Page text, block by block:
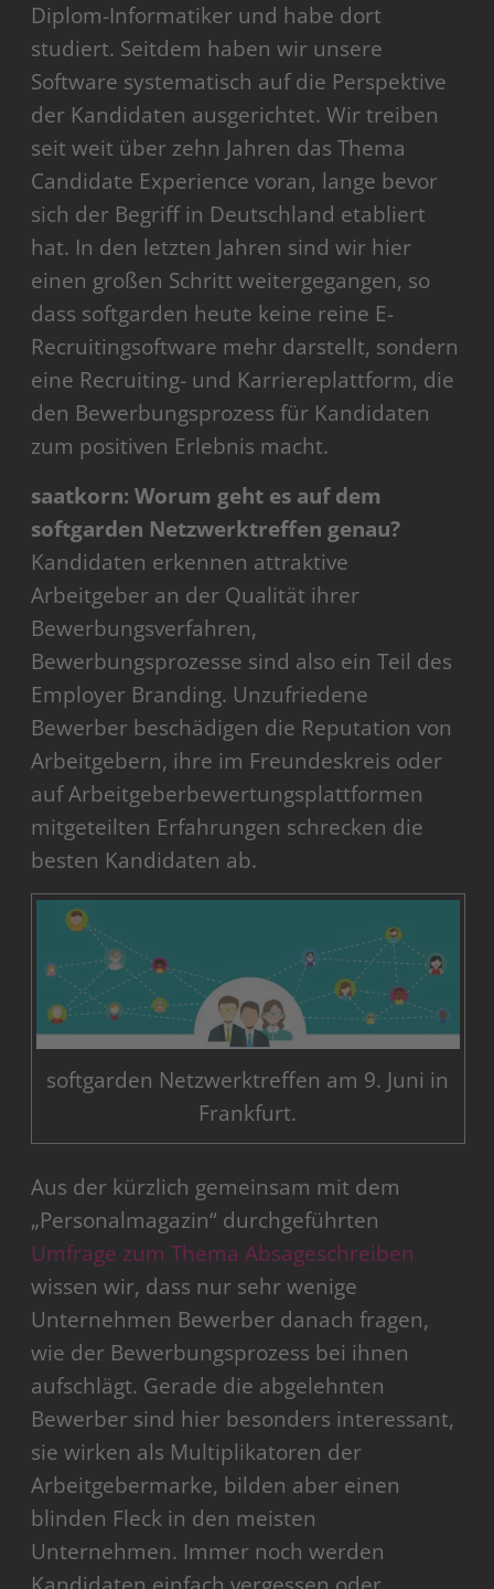
Diplom-Informatiker und habe dort
studiert. Seitdem haben wir unsere
Software systematisch auf die Perspektive
der Kandidaten ausgerichtet. Wir treiben
seit weit über zehn Jahren das Thema
Candidate Experience voran, lange bevor
sich der Begriff in Deutschland etabliert
hat. In den letzten Jahren sind wir hier
einen großen Schritt weitergegangen, so
dass softgarden heute keine reine E-
Recruitingsoftware mehr darstellt, sondern
eine Recruiting- und Karriereplattform, die
den Bewerbungsprozess für Kandidaten
zum positiven Erlebnis macht.
saatkorn: Worum geht es auf dem
softgarden Netzwerktreffen genau?
Kandidaten erkennen attraktive
Arbeitgeber an der Qualität ihrer
Bewerbungsverfahren,
Bewerbungsprozesse sind also ein Teil des
Employer Branding. Unzufriedene
Bewerber beschädigen die Reputation von
Arbeitgebern, ihre im Freundeskreis oder
auf Arbeitgeberbewertungsplattformen
mitgeteilten Erfahrungen schrecken die
besten Kandidaten ab.
softgarden Netzwerktreffen am 9. Juni in
Frankfurt.
Aus der kürzlich gemeinsam mit dem
„Personalmagazin“ durchgeführten
Umfrage zum Thema Absageschreiben
wissen wir, dass nur sehr wenige
Unternehmen Bewerber danach fragen,
wie der Bewerbungsprozess bei ihnen
aufschlägt. Gerade die abgelehnten
Bewerber sind hier besonders interessant,
sie wirken als Multiplikatoren der
Arbeitgebermarke, bilden aber einen
blinden Fleck in den meisten
Unternehmen. Immer noch werden